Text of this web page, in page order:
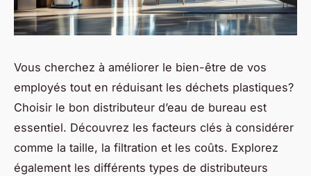
Vous cherchez à améliorer le bien-être de vos
employés tout en réduisant les déchets plastiques?
Choisir le bon distributeur d’eau de bureau est
essentiel. Découvrez les facteurs clés à considérer
comme la taille, la filtration et les coûts. Explorez
également les différents types de distributeurs